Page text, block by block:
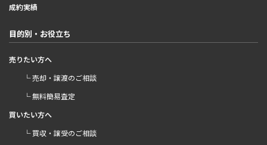
成約実績
目的別・お役立ち
売りたい方へ
└ 売却・譲渡のご相談
└ 無料簡易査定
買いたい方へ
└ 買収・譲受のご相談